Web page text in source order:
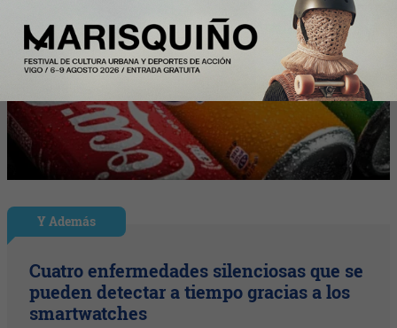
Y Además
Cuatro enfermedades silenciosas que se
pueden detectar a tiempo gracias a los
smartwatches